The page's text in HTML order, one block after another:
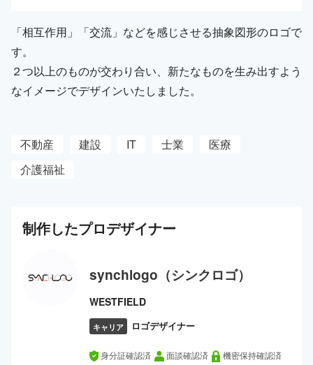
「相互作用」「交流」などを感じさせる抽象図形のロゴで
す。
２つ以上のものが交わり合い、新たなものを生み出すよう
なイメージでデザインいたしました。
不動産 建設 IT 士業
医療
介護福祉
制作したプロデザイナー
synchlogo（シンクロゴ）
WESTFIELD
キャリア ロゴデザイナー
身分証確認済 面談確認済 機密保持確認済